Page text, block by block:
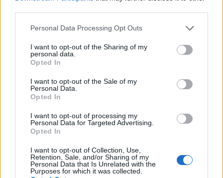
Please note that this website/app uses one or more Google
not limited to your visit or usage behaviour. You may click to
grant or deny consent to Google and its third-party tags to
use your data for below specified purposes in below Google
consent section.
Personal Data Processing Opt Outs
I want to opt-out of the Sharing of my
personal data.
Opted In
I want to opt-out of the Sale of my
Personal Data.
Opted In
I want to opt-out of processing my
Personal Data for Targeted Advertising.
Opted In
I want to opt-out of Collection, Use,
Retention, Sale, and/or Sharing of my
Personal Data that Is Unrelated with the
Purposes for which it was collected.
Levante Prof 2025: un evento imperdibile
per l’eno-agroalimentare
opportunità uniche.
Redazione · 24 Feb 2025
FIERE E EVENTI